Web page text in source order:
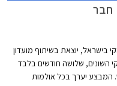
חבר
בישראל, יוצאת בשיתוף מועדון
השונים, שלושה חודשים בלבד
המבצע יערך בכל אולמות